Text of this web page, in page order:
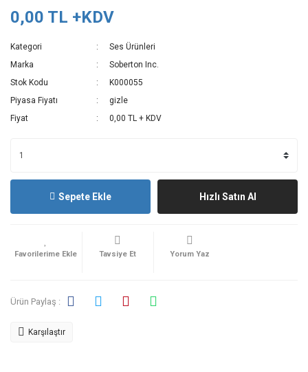
0,00 TL +KDV
Kategori
Ses Ürünleri
Marka
Soberton Inc.
Stok Kodu
K000055
Piyasa Fiyatı
gizle
Fiyat
0,00 TL + KDV
Sepete Ekle Hızlı Satın Al
Tavsiye Et Yorum Yaz
Ürün Paylaş :
Karşılaştır